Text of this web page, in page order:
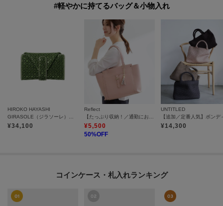
#軽やかに持てるバッグ＆小物入れ
HIROKO HAYASHI
¥34,100
Reflect
¥5,500
50%OFF
UNTITLED
¥14,300
コインケース・札入れランキング